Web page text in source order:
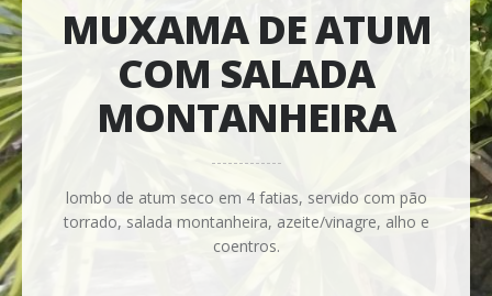
MUXAMA DE ATUM
COM SALADA
MONTANHEIRA
lombo de atum seco em 4 fatias, servido com pão
torrado, salada montanheira, azeite/vinagre, alho e
coentros.